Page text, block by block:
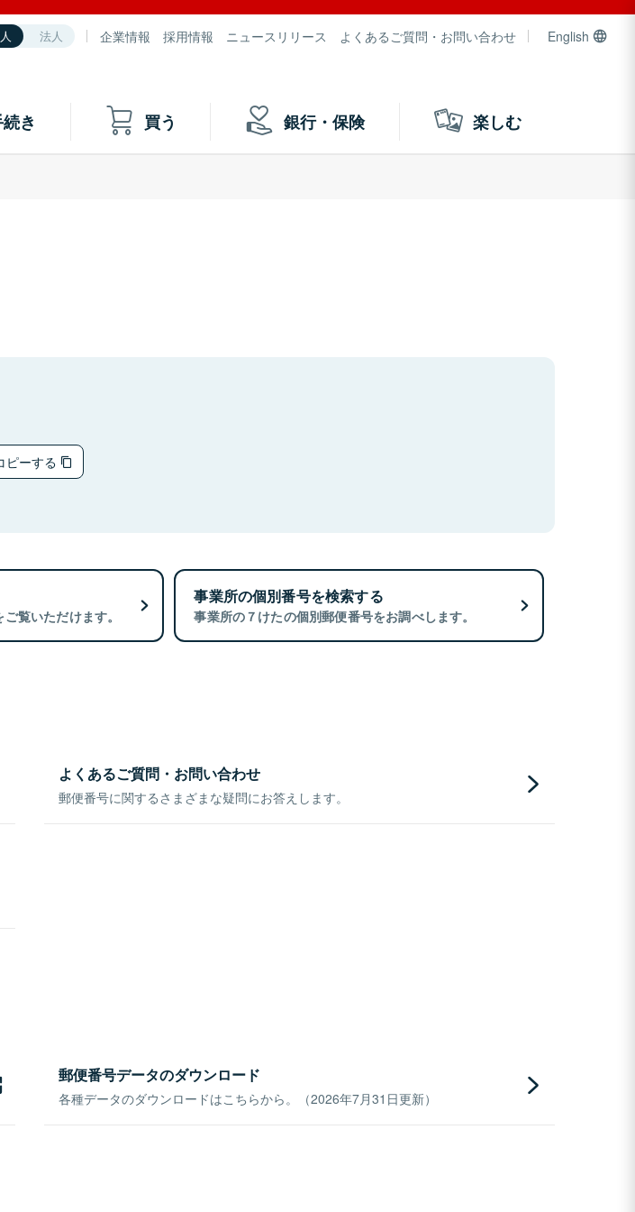
法人 企業情報 採用情報 ニュースリリース よくあるご質問・お問い合わせ English
き 買う 銀行・保険 楽しむ
ピーする
覧いただけます。
事業所の個別番号を検索する
事業所の７けたの個別郵便番号をお調べします。
よくあるご質問・お問い合わせ
郵便番号に関するさまざまな疑問にお答えします。
郵便番号データのダウンロード
各種データのダウンロードはこちらから。（2026年7月31日更新）